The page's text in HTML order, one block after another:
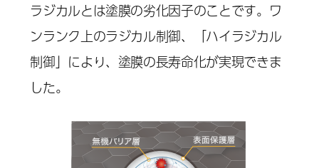
ラジカルとは塗膜の劣化因子のことです。ワ
ンランク上のラジカル制御、「ハイラジカル
制御」により、塗膜の長寿命化が実現できま
した。